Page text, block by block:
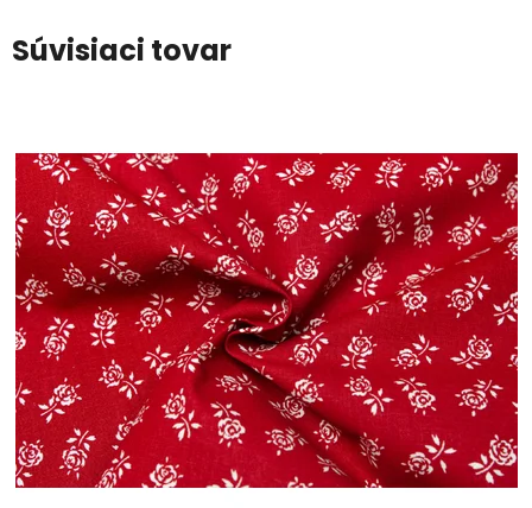
Súvisiaci tovar